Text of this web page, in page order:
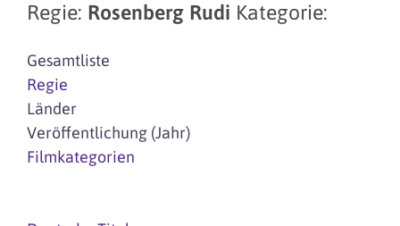
Regie: Rosenberg Rudi Kategorie:
Gesamtliste
Regie
Länder
Veröffentlichung (Jahr)
Filmkategorien